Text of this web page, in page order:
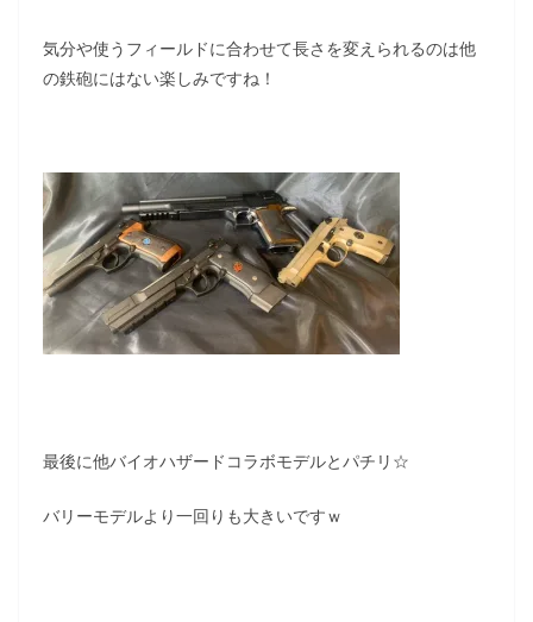
気分や使うフィールドに合わせて長さを変えられるのは他
の鉄砲にはない楽しみですね！
最後に他バイオハザードコラボモデルとパチリ☆
バリーモデルより一回りも大きいですｗ